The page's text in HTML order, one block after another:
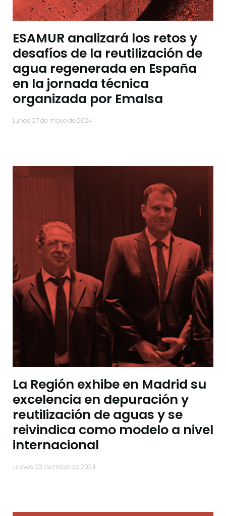
ESAMUR analizará los retos y
desafíos de la reutilización de
agua regenerada en España
en la jornada técnica
organizada por Emalsa
lunes, 27 de mayo de 2024
La Región exhibe en Madrid su
excelencia en depuración y
reutilización de aguas y se
reivindica como modelo a nivel
internacional
jueves, 23 de mayo de 2024